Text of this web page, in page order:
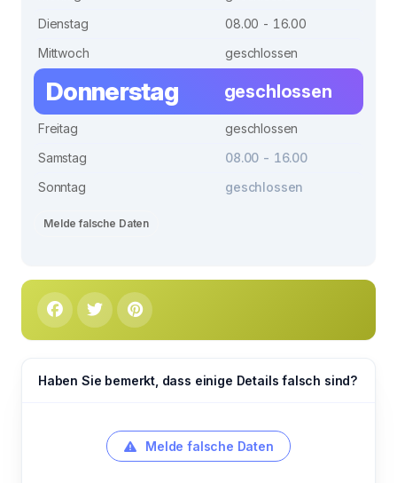
Dienstag
08.00 - 16.00
Mittwoch
geschlossen
Donnerstag geschlossen
Freitag
geschlossen
Samstag
08.00 - 16.00
Sonntag
geschlossen
Melde falsche Daten
Haben Sie bemerkt, dass einige Details falsch sind?
Melde falsche Daten